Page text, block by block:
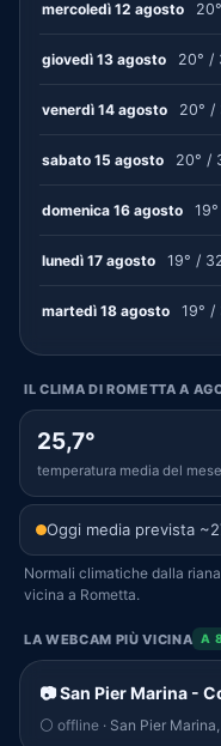
mercoledì 12 agosto
giovedì 13 agosto 20° /
venerdì 14 agosto 20° /
sabato 15 agosto 20° /
domenica 16 agosto
lunedì 17 agosto 19° /
martedì 18 agosto 19° /
IL CLIMA DI ROMETTA A
25,7°
temperatura media del mese
Oggi media prevista
Normali climatiche dalla
vicina a Rometta.
LA WEBCAM PIÙ VICINA A
📷 San Pier Marina -
⚪ offline · San Pier